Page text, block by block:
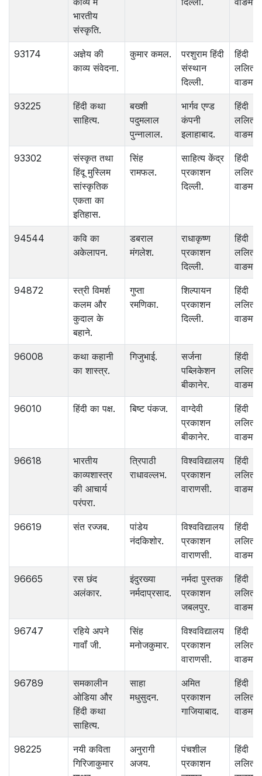
भारतीय
संस्कृति.
93174
अज्ञेय की
काव्य संवेदना.
कुमार कमल.
परशुराम हिंदी
संस्थान
दिल्ली.
हिंदी
ललित
वाङमय.
93225
हिंदी कथा
साहित्य.
बख्शी
पदुमलाल
पुन्नालाल.
भार्गव एण्ड
कंपनी
इलाहाबाद.
हिंदी
ललित
वाङमय.
93302
संस्कृत तथा
हिंदू मुस्लिम
सांस्कृतिक
एकता का
इतिहास.
सिंह
रामफल.
साहित्य केंद्र
प्रकाशन
दिल्ली.
हिंदी
ललित
वाङमय.
94544
कवि का
अकेलापन.
डबराल
मंगलेश.
राधाकृष्ण
प्रकाशन
दिल्ली.
हिंदी
ललित
वाङमय.
94872
स्त्री विमर्श
कलम और
कुदाल के
बहाने.
गुप्ता
रमणिका.
शिल्पायन
प्रकाशन
दिल्ली.
हिंदी
ललित
वाङमय.
96008
कथा कहानी
का शास्त्र.
गिजुभाई.
सर्जना
पब्लिकेशन
बीकानेर.
हिंदी
ललित
वाङमय.
96010 हिंदी का पक्ष. बिष्ट पंकज.
वाग्देवी
प्रकाशन
बीकानेर.
हिंदी
ललित
वाङमय.
96618
भारतीय
काव्यशास्त्र
की आचार्य
परंपरा.
त्रिपाठी
राधावल्लभ.
विश्‍वविद्यालय
प्रकाशन
वाराणसी.
हिंदी
ललित
वाङमय.
96619 संत रज्जब.
पांडेय
नंदकिशोर.
विश्‍वविद्यालय
प्रकाशन
वाराणसी.
हिंदी
ललित
वाङमय.
96665
रस छंद
अलंकार.
इंदुरख्या
नर्मदाप्रसाद.
नर्मदा पुस्तक
प्रकाशन
जबलपुर.
हिंदी
ललित
वाङमय.
96747
रहिये अपने
गावॉं जी.
सिंह
मनोजकुमार.
विश्‍वविद्यालय
प्रकाशन
वाराणसी.
हिंदी
ललित
वाङमय.
96789
समकालीन
ओडिया और
हिंदी कथा
साहित्य.
साहा
मधुसुदन.
अमित
प्रकाशन
गाजियाबाद.
हिंदी
ललित
वाङमय.
98225
नयी कविता
गिरिजाकुमार
अनुरागी
अजय.
पंचशील
प्रकाशन
हिंदी
ललित